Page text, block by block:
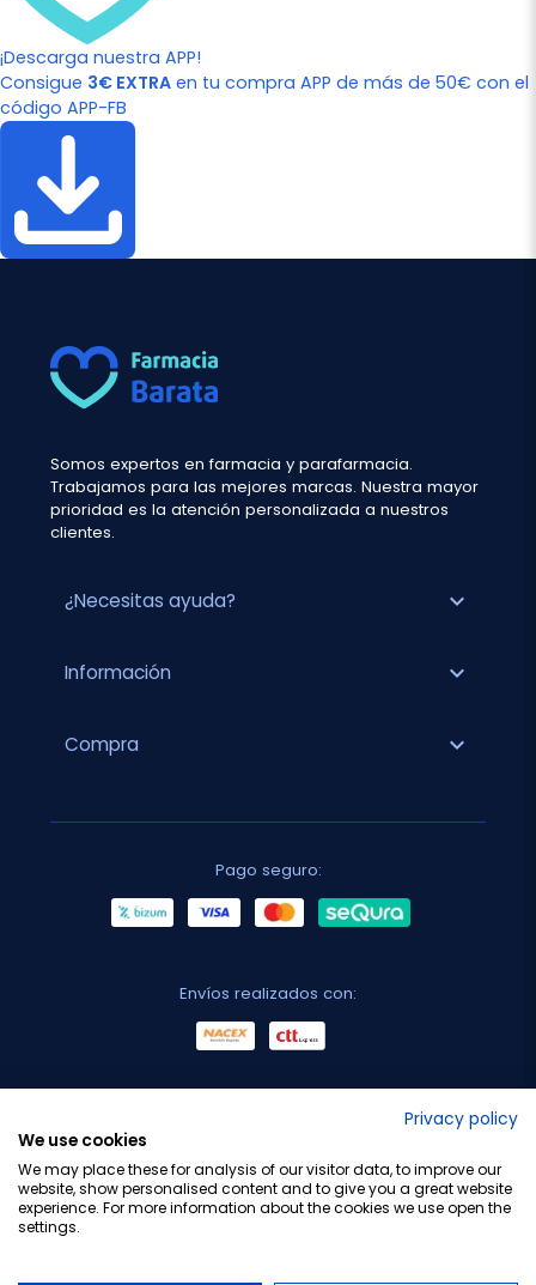
¡Descarga nuestra APP!
Consigue 3€ EXTRA en tu compra APP de más de 50€ con el
código APP-FB
Somos expertos en farmacia y parafarmacia.
Trabajamos para las mejores marcas. Nuestra mayor
prioridad es la atención personalizada a nuestros
clientes.
¿Necesitas ayuda? expand_more
Información expand_more
Compra expand_more
Pago seguro:
Envíos realizados con:
Privacy policy
We use cookies
We may place these for analysis of our visitor data, to improve our
website, show personalised content and to give you a great website
experience. For more information about the cookies we use open the
settings.